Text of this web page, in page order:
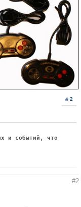
2
и событий, что
#2